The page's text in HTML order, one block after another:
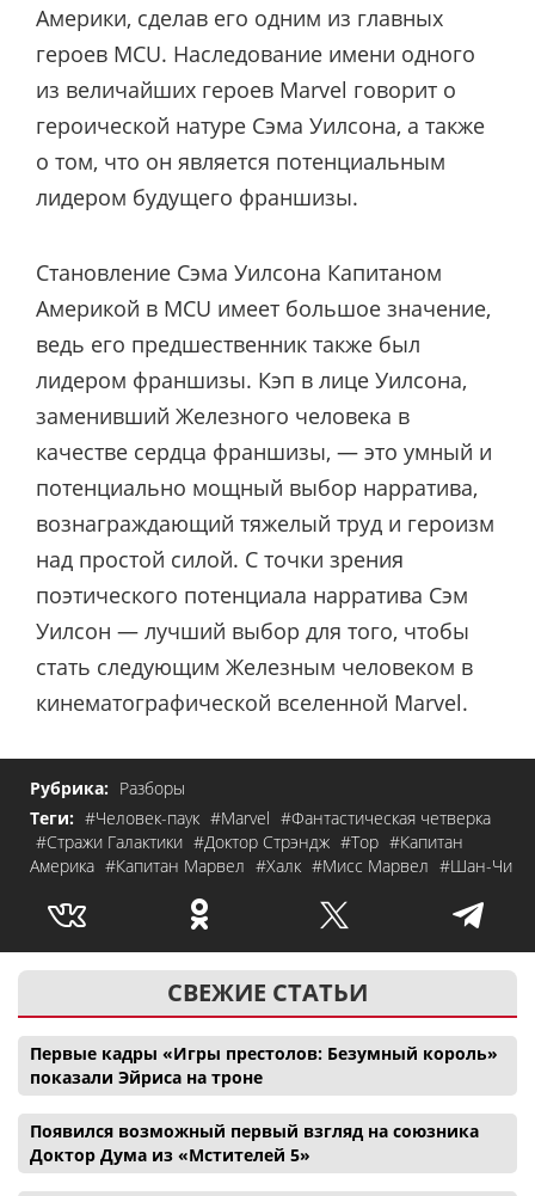
Америки, сделав его одним из главных
героев MCU. Наследование имени одного
из величайших героев Marvel говорит о
героической натуре Сэма Уилсона, а также
о том, что он является потенциальным
лидером будущего франшизы.
Становление Сэма Уилсона Капитаном
Америкой в MCU имеет большое значение,
ведь его предшественник также был
лидером франшизы. Кэп в лице Уилсона,
заменивший Железного человека в
качестве сердца франшизы, — это умный и
потенциально мощный выбор нарратива,
вознаграждающий тяжелый труд и героизм
над простой силой. С точки зрения
поэтического потенциала нарратива Сэм
Уилсон — лучший выбор для того, чтобы
стать следующим Железным человеком в
кинематографической вселенной Marvel.
Рубрика: Разборы
Теги: #Человек-паук #Marvel #Фантастическая четверка
#Стражи Галактики #Доктор Стрэндж #Тор #Капитан
Америка #Капитан Марвел #Халк #Мисс Марвел #Шан-Чи
СВЕЖИЕ СТАТЬИ
Первые кадры «Игры престолов: Безумный король»
показали Эйриса на троне
Появился возможный первый взгляд на союзника
Доктор Дума из «Мстителей 5»